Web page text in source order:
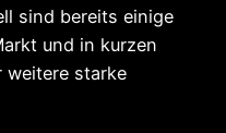
sind bereits einige
und in kurzen
weitere starke